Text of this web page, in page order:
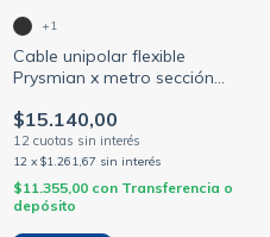
Cable unipolar flexible
Prysmian x metro sección
$15.140,00
12 x $1.261,67 sin interés
$11.355,00 con Transferencia o
depósito
+1